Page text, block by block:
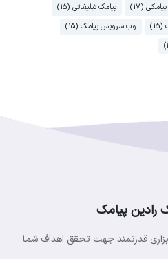
(17)
پیامک تبلیغاتی (15)
وب سرویس پیامک (15)
رادین پیامک
قدرتمند جهت تحقق اهداف شما